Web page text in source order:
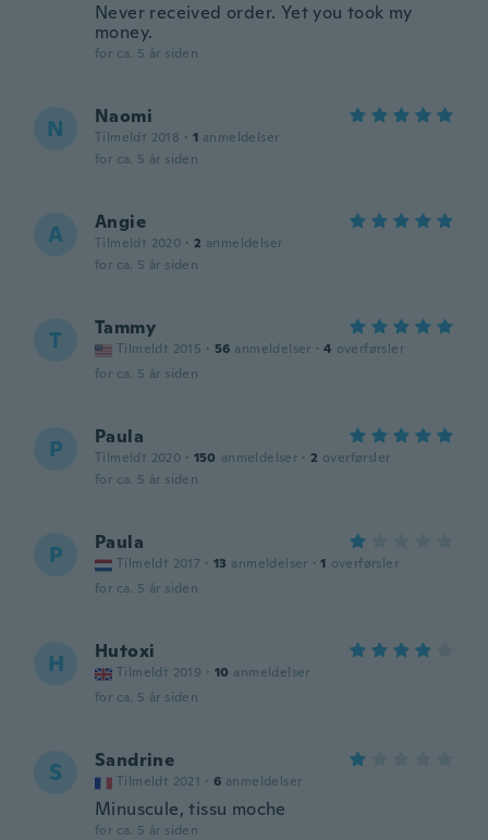
Never received order. Yet you took my
money.
for ca. 5 år siden
N Naomi
Tilmeldt 2018 · 1 anmeldelser
for ca. 5 år siden
A Angie
Tilmeldt 2020 · 2 anmeldelser
for ca. 5 år siden
T Tammy
Tilmeldt 2015 · 56 anmeldelser · 4 overførsler
for ca. 5 år siden
P Paula
Tilmeldt 2020 · 150 anmeldelser · 2 overførsler
for ca. 5 år siden
P Paula
Tilmeldt 2017 · 13 anmeldelser · 1 overførsler
for ca. 5 år siden
H Hutoxi
Tilmeldt 2019 · 10 anmeldelser
for ca. 5 år siden
S Sandrine
Tilmeldt 2021 · 6 anmeldelser
Minuscule, tissu moche
for ca. 5 år siden